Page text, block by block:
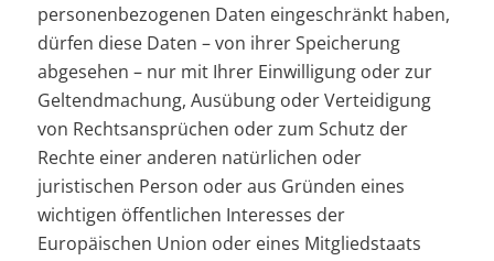
personenbezogenen Daten eingeschränkt haben,
dürfen diese Daten – von ihrer Speicherung
abgesehen – nur mit Ihrer Einwilligung oder zur
Geltendmachung, Ausübung oder Verteidigung
von Rechtsansprüchen oder zum Schutz der
Rechte einer anderen natürlichen oder
juristischen Person oder aus Gründen eines
wichtigen öffentlichen Interesses der
Europäischen Union oder eines Mitgliedstaats